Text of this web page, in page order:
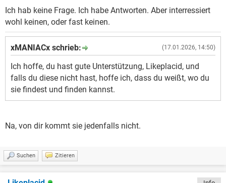
Ich hab keine Frage. Ich habe Antworten. Aber interressiert
wohl keinen, oder fast keinen.
(17.01.2026, 14:50)
xMANIACx schrieb:
Ich hoffe, du hast gute Unterstützung, Likeplacid, und
falls du diese nicht hast, hoffe ich, dass du weißt, wo du
sie findest und finden kannst.
Na, von dir kommt sie jedenfalls nicht.
Suchen Zitieren